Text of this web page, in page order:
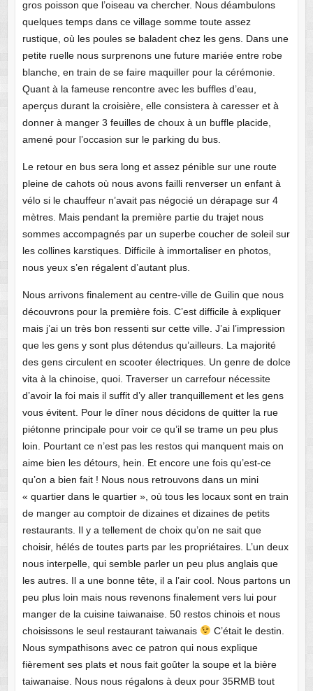
gros poisson que l’oiseau va chercher. Nous déambulons
quelques temps dans ce village somme toute assez
rustique, où les poules se baladent chez les gens. Dans une
petite ruelle nous surprenons une future mariée entre robe
blanche, en train de se faire maquiller pour la cérémonie.
Quant à la fameuse rencontre avec les buffles d’eau,
aperçus durant la croisière, elle consistera à caresser et à
donner à manger 3 feuilles de choux à un buffle placide,
amené pour l’occasion sur le parking du bus.
Le retour en bus sera long et assez pénible sur une route
pleine de cahots où nous avons failli renverser un enfant à
vélo si le chauffeur n’avait pas négocié un dérapage sur 4
mètres. Mais pendant la première partie du trajet nous
sommes accompagnés par un superbe coucher de soleil sur
les collines karstiques. Difficile à immortaliser en photos,
nous yeux s’en régalent d’autant plus.
Nous arrivons finalement au centre-ville de Guilin que nous
découvrons pour la première fois. C’est difficile à expliquer
mais j’ai un très bon ressenti sur cette ville. J’ai l’impression
que les gens y sont plus détendus qu’ailleurs. La majorité
des gens circulent en scooter électriques. Un genre de dolce
vita à la chinoise, quoi. Traverser un carrefour nécessite
d’avoir la foi mais il suffit d’y aller tranquillement et les gens
vous évitent. Pour le dîner nous décidons de quitter la rue
piétonne principale pour voir ce qu’il se trame un peu plus
loin. Pourtant ce n’est pas les restos qui manquent mais on
aime bien les détours, hein. Et encore une fois qu’est-ce
qu’on a bien fait ! Nous nous retrouvons dans un mini
« quartier dans le quartier », où tous les locaux sont en train
de manger au comptoir de dizaines et dizaines de petits
restaurants. Il y a tellement de choix qu’on ne sait que
choisir, hélés de toutes parts par les propriétaires. L’un deux
nous interpelle, qui semble parler un peu plus anglais que
les autres. Il a une bonne tête, il a l’air cool. Nous partons un
peu plus loin mais nous revenons finalement vers lui pour
manger de la cuisine taiwanaise. 50 restos chinois et nous
choisissons le seul restaurant taiwanais
C’était le destin.
Nous sympathisons avec ce patron qui nous explique
fièrement ses plats et nous fait goûter la soupe et la bière
taiwanaise. Nous nous régalons à deux pour 35RMB tout